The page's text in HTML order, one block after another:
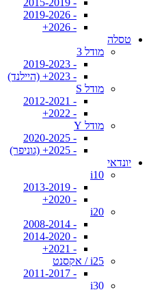
- 2015-2019
- 2019-2026
- 2026+
טסלה
מודל 3
- 2019-2023
- 2023+ (היילנד)
מודל S
- 2012-2021
- 2022+
מודל Y
- 2020-2025
- 2025+ (גוניפר)
יונדאי
i10
- 2013-2019
- 2020+
i20
- 2008-2014
- 2014-2020
- 2021+
i25 / אקסנט
- 2011-2017
i30